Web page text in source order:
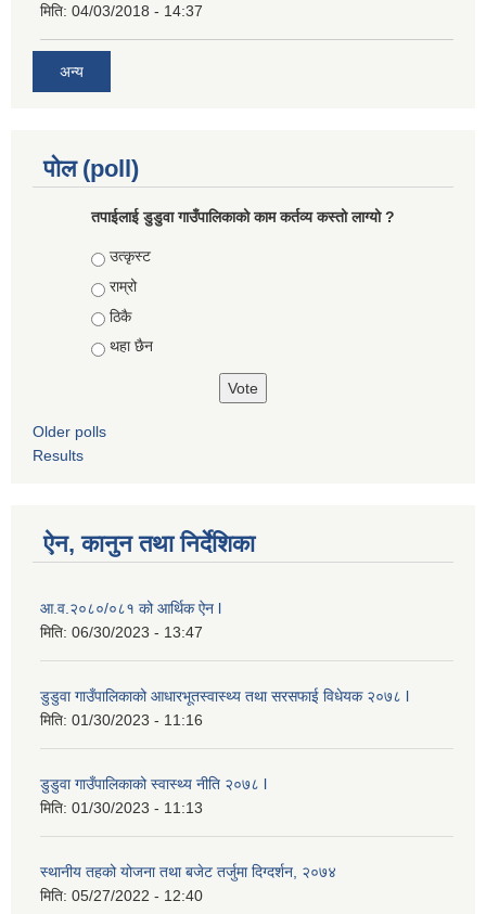
मिति: 04/03/2018 - 14:37
अन्य
पोल (poll)
तपाईलाई डुडुवा गाउँपालिकाको काम कर्तव्य कस्तो लाग्यो ?
Choices
उत्कृस्ट
राम्रो
ठिकै
थहा छैन
Older polls
Results
ऐन, कानुन तथा निर्देशिका
आ.व.२०८०/०८१ को आर्थिक ऐन l
मिति: 06/30/2023 - 13:47
डुडुवा गाउँपालिकाको आधारभूतस्वास्थ्य तथा सरसफाई विधेयक २०७८ l
मिति: 01/30/2023 - 11:16
डुडुवा गाउँपालिकाको स्वास्थ्य नीति २०७८ l
मिति: 01/30/2023 - 11:13
स्थानीय तहको योजना तथा बजेट तर्जुमा दिग्दर्शन, २०७४
मिति: 05/27/2022 - 12:40